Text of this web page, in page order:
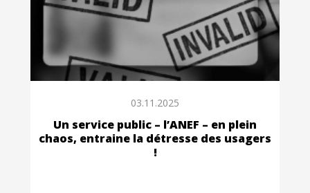
03.11.2025
Un service public – l’ANEF – en plein
chaos, entraine la détresse des usagers
!